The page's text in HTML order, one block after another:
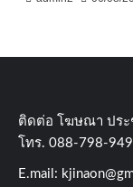
ติดต่อ​ โฆษณา​ ประ
โทร​. 088-798-
E.mail: